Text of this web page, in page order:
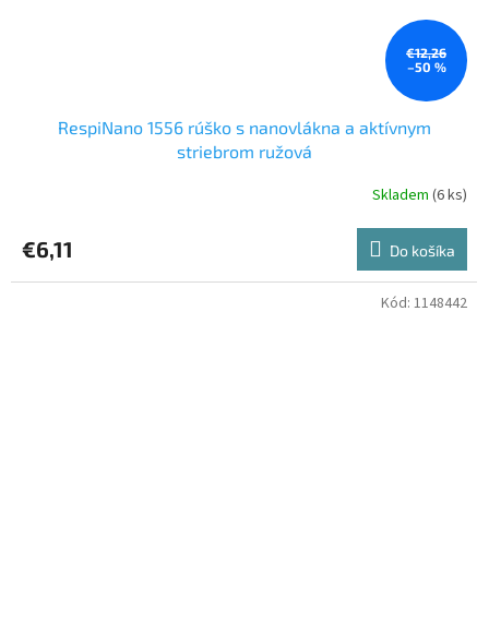
€12,26
–50 %
RespiNano 1556 rúško s nanovlákna a aktívnym
striebrom ružová
Skladem (6 ks)
€6,11 Do košíka
Kód: 1148442